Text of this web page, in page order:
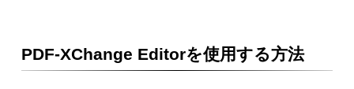
PDF-XChange Editorを使用する方法